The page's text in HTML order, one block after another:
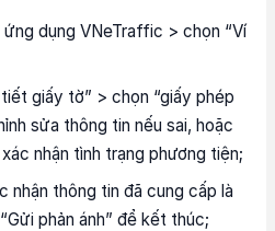
dụng VNeTraffic > chọn “Ví
giấy tờ” > chọn “giấy phép
sửa thông tin nếu sai, hoặc
nhận tình trạng phương tiện;
nhận thông tin đã cung cấp là
phản ánh” để kết thúc;